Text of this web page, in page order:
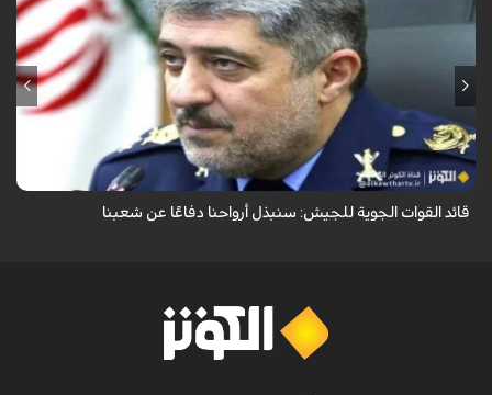
قال قائد القوات الجوية للجيش الايراني العميد الطيار بهمن بهمرد "ان القوات
الجوية للجيش ستبذل الأرواح دفاعًا عن الشعب الإيراني".
قائد القوات الجوية للجيش: سنبذل أرواحنا دفاعًا عن شعبنا